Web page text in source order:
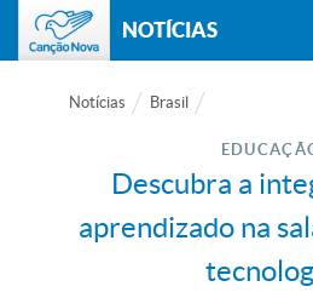
NOTÍCIAS
Notícias Brasil
Descubra a
aprendizado na